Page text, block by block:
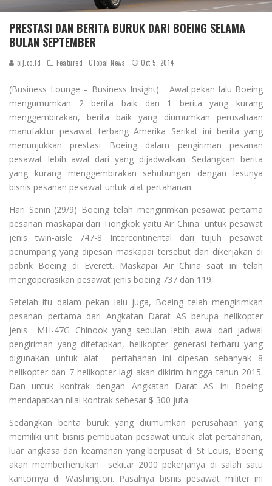
PRESTASI DAN BERITA BURUK DARI BOEING SELAMA
BULAN SEPTEMBER
blj.co.id Featured Global News Oct 5, 2014
(Business Lounge – Business Insight) Awal pekan lalu Boeing
mengumumkan 2 berita baik dan 1 berita yang kurang
menggembirakan, berita baik yang diumumkan perusahaan
manufaktur pesawat terbang Amerika Serikat ini berita yang
menunjukkan prestasi Boeing dalam pengiriman pesanan
pesawat lebih awal dari yang dijadwalkan. Sedangkan berita
yang kurang menggembirakan sehubungan dengan lesunya
bisnis pesanan pesawat untuk alat pertahanan.
Hari Senin (29/9) Boeing telah mengirimkan pesawat pertama
pesanan maskapai dari Tiongkok yaitu Air China untuk pesawat
jenis twin-aisle 747-8 Intercontinental dari tujuh pesawat
penumpang yang dipesan maskapai tersebut dan dikerjakan di
pabrik Boeing di Everett. Maskapai Air China saat ini telah
mengoperasikan pesawat jenis boeing 737 dan 119.
Setelah itu dalam pekan lalu juga, Boeing telah mengirimkan
pesanan pertama dari Angkatan Darat AS berupa helikopter
jenis MH-47G Chinook yang sebulan lebih awal dari jadwal
pengiriman yang ditetapkan, helikopter generasi terbaru yang
digunakan untuk alat pertahanan ini dipesan sebanyak 8
helikopter dan 7 helikopter lagi akan dikirim hingga tahun 2015.
Dan untuk kontrak dengan Angkatan Darat AS ini Boeing
mendapatkan nilai kontrak sebesar $ 300 juta.
Sedangkan berita buruk yang diumumkan perusahaan yang
memiliki unit bisnis pembuatan pesawat untuk alat pertahanan,
luar angkasa dan keamanan yang berpusat di St Louis, Boeing
akan memberhentikan sekitar 2000 pekerjanya di salah satu
kantornya di Washington. Pasalnya bisnis pesawat militer ini